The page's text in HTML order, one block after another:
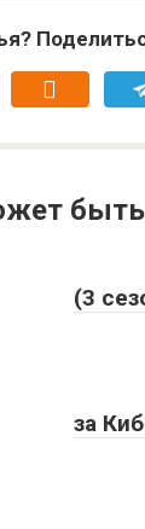
быть
(3
за